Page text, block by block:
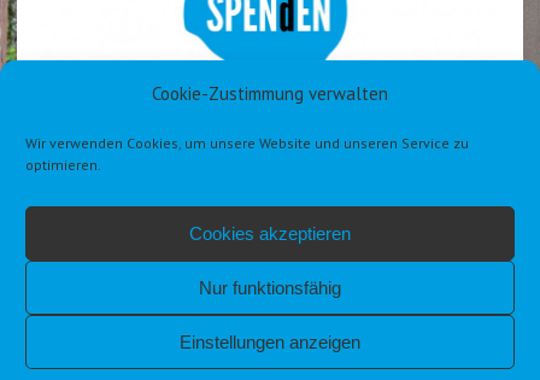
Cookie-Zustimmung verwalten
Wir verwenden Cookies, um unsere Website und unseren Service zu
optimieren.
Cookies akzeptieren
Nur funktionsfähig
Einstellungen anzeigen
DATENSCHUTZERKLÄRUNG DSGVO
COOKIE-RICHTLINIE (EU)
ALLGEMEINE GESCHÄFTSBEDINGUNGEN